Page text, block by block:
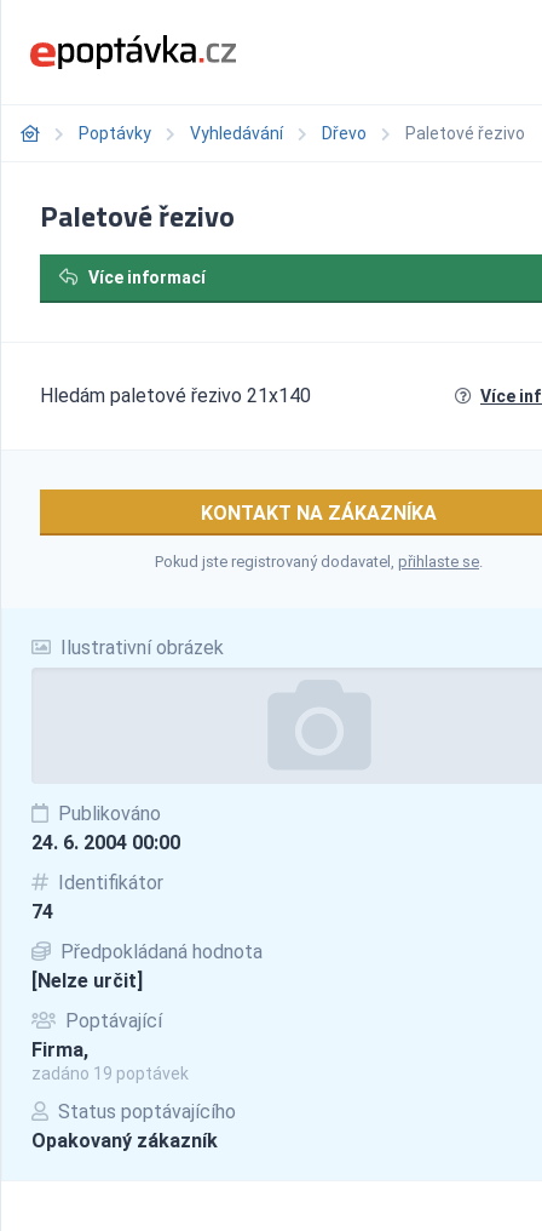
Poptávky Vyhledávání Dřevo Paletové řezivo
Ilustrativní obrázek
Publikováno
24. 6. 2004 00:00
Identifikátor
74
Předpokládaná hodnota
[Nelze určit]
Poptávající
Firma,
zadáno 19 poptávek
Status poptávajícího
Opakovaný zákazník
Paletové řezivo
Více informací
Hledám paletové řezivo 21x140 Více
KONTAKT NA ZÁKAZNÍKA
Pokud jste registrovaný dodavatel, přihlaste se.